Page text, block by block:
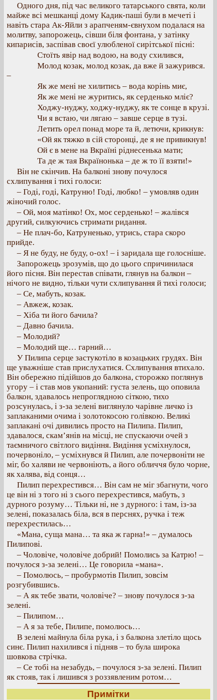
Одного дня, під час великого татарського свята, коли
майже всі мешканці дому Кадик-паші були в мечеті і
навіть стара Ак-Яйли з арапченям-євнухом подалася на
молитву, запорожець, сівши біля фонтана, у затінку
кипарисів, заспівав своєї улюбленої сирітської пісні:
Стоїть явір над водою, на воду схилився,
Молод козак, молод козак, да вже й зажурився.
–
Як же мені не хилитись – вода корінь миє,
Як же мені не журитись, як серденько мліє?
Ходжу-нуджу, ходжу-нуджу, як те сонце в крузі.
Чи я встаю, чи лягаю – завше серце в тузі.
Летить орел понад море та й, летючи, крикнув:
«Ой як тяжко в сій сторонці, де я не привикнув!
Ой є в мене на Вкраїні ріднесенька мати;
Та де ж тая Вкраїнонька – де ж то її взяти!»
Він не скінчив. На балконі знову почулося
схлипування і тихі голоси:
– Годі, годі, Катруню! Годі, любко! – умовляв один
жіночий голос.
– Ой, моя матінко! Ох, моє серденько! – жалівся
другий, силкуючись стримати ридання.
– Не плач-бо, Катруненько, утрись, стара скоро
прийде.
– Я не буду, не буду, о-ох! – і заридала ще голосніше.
Запорожець зрозумів, що до цього спричинилася
його пісня. Він перестав співати, глянув на балкон –
нічого не видно, тільки чути схлипування й тихі голоси;
– Се, мабуть, козак.
– Авжеж, козак.
– Хіба ти його бачила?
– Давно бачила.
– Молодий?
– Молодий ще… гарний…
У Пилипа серце застукотіло в козацьких грудях. Він
ще уважніше став прислухатися. Схлипування втихало.
Він обережно підійшов до балкона, сторожко поглянув
угору – і став мов укопаний: густа зелень, що оповила
балкон, здавалось непроглядною сіткою, тихо
розсунулась, і з-за зелені виглянуло чарівне личко із
заплаканими очима і золотокосою голівкою. Великі
заплакані очі дивились просто на Пилипа. Пилип,
здавалося, скам’янів на місці, не спускаючи очей з
таємничого світлого видіння. Видіння усміхнулося,
почервоніло, – усміхнувся й Пилип, але почервоніти не
міг, бо халяви не червоніють, а його обличчя було чорне,
як халява, від сонця…
Пилип перехрестився… Він сам не міг збагнути, чого
це він ні з того ні з сього перехрестився, мабуть, з
дурного розуму… Тільки ні, не з дурного: і там, із-за
зелені, показалась біла, вся в перснях, ручка і теж
перехрестилась…
«Мана, суща мана… та яка ж гарна!» – думалось
Пилипові.
– Чоловіче, чоловіче добрий! Помолись за Катрю! –
почулося з-за зелені… Це говорила «мана».
– Помолюсь, – пробурмотів Пилип, зовсім
розгубившись.
– А як тебе звати, чоловіче? – знову почулося з-за
зелені.
– Пилипом…
– А я за тебе, Пилипе, помолюсь…
В зелені майнула біла рука, і з балкона злетіло щось
синє. Пилип нахилився і підняв – то була широка
шовкова стрічка.
– Се тобі на незабудь, – почулося з-за зелені. Пилип
як стояв, так і лишився з роззявленим ротом…
Примітки